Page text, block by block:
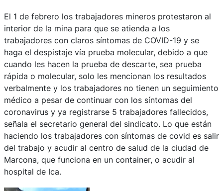
El 1 de febrero los trabajadores mineros protestaron al
interior de la mina para que se atienda a los
trabajadores con claros síntomas de COVID-19 y se
haga el despistaje vía prueba molecular, debido a que
cuando les hacen la prueba de descarte, sea prueba
rápida o molecular, solo les mencionan los resultados
verbalmente y los trabajadores no tienen un seguimiento
médico a pesar de continuar con los síntomas del
coronavirus y ya registrarse 5 trabajadores fallecidos,
señala el secretario general del sindicato. Lo que están
haciendo los trabajadores con síntomas de covid es salir
del trabajo y acudir al centro de salud de la ciudad de
Marcona, que funciona en un container, o acudir al
hospital de Ica.